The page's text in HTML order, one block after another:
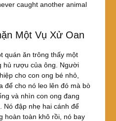
caught another animal
Một Vụ Xử Oan
quán ăn trông thấy một
hủ rượu của ông. Người
cho con ong bé nhỏ,
để cho nó leo lên đó mà bò
và nhìn con ong đang
Nó đập nhẹ hai cánh để
hoàn toàn khô rồi, nó bay